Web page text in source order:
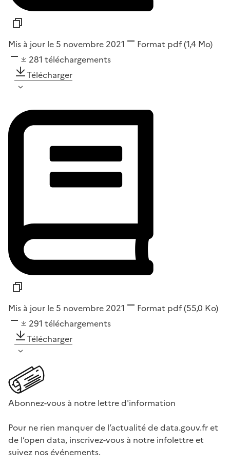
Mis à jour le 5 novembre 2021 Format pdf(1,4 Mo)
281 téléchargements
Télécharger
Mis à jour le 5 novembre 2021 Format pdf(55,0 Ko)
291 téléchargements
Télécharger
Abonnez-vous à notre lettre d'information
Pour ne rien manquer de l’actualité de data.gouv.fr et
de l’open data, inscrivez-vous à notre infolettre et
suivez nos événements.